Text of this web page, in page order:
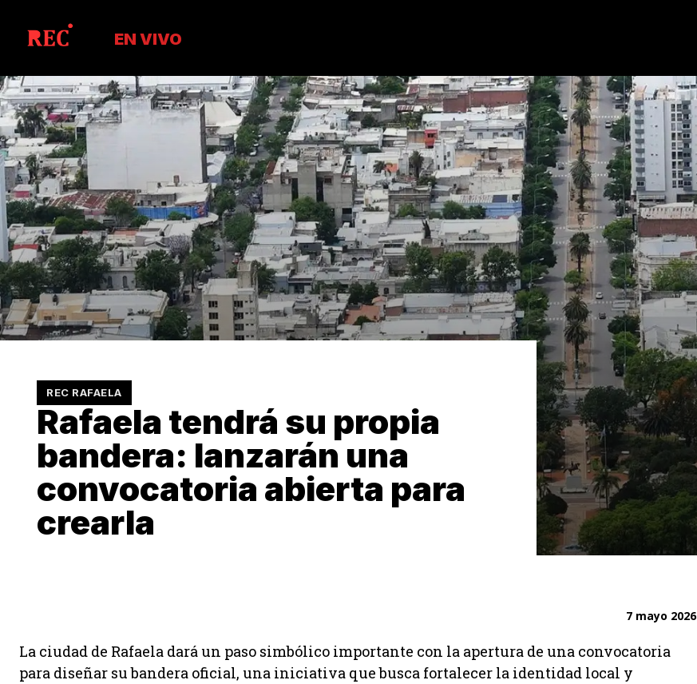
EN VIVO
REC RAFAELA
Rafaela tendrá su propia
bandera: lanzarán una
convocatoria abierta para
crearla
7 mayo 2026
La ciudad de Rafaela dará un paso simbólico importante con la apertura de una convocatoria
para diseñar su bandera oficial, una iniciativa que busca fortalecer la identidad local y